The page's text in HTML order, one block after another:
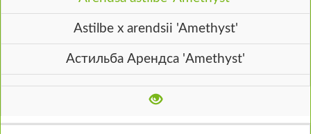
Astilbe x arendsii 'Amethyst'
Астильба Арендса 'Amethyst'